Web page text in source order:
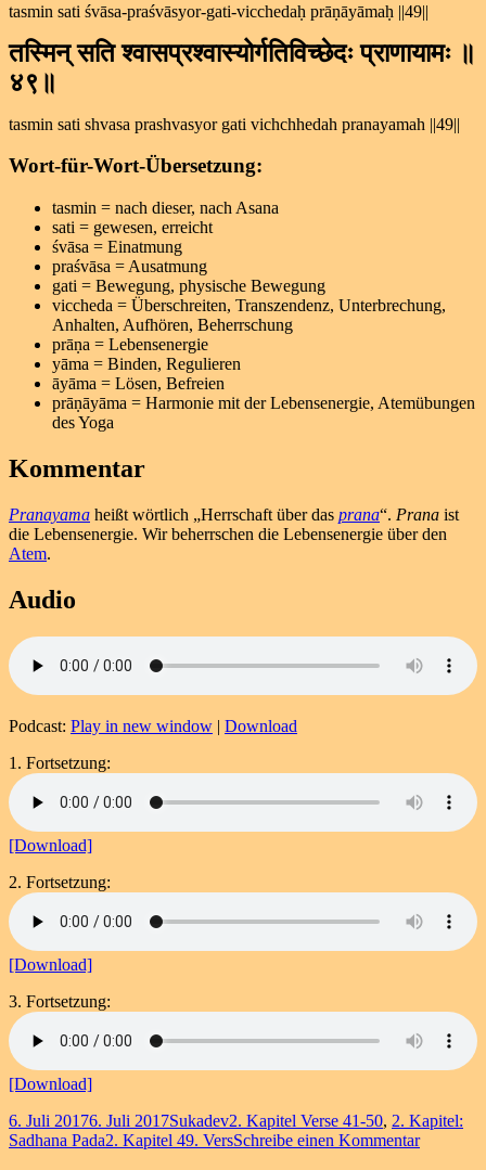
tasmin sati śvāsa-praśvāsyor-gati-vicchedaḥ prāṇāyāmaḥ ||49||
तस्मिन् सति श्वासप्रश्वास्योर्गतिविच्छेदः प्राणायामः ॥
४९॥
tasmin sati shvasa prashvasyor gati vichchhedah pranayamah ||49||
Wort-für-Wort-Übersetzung:
tasmin = nach dieser, nach Asana
sati = gewesen, erreicht
śvāsa = Einatmung
praśvāsa = Ausatmung
gati = Bewegung, physische Bewegung
viccheda = Überschreiten, Transzendenz, Unterbrechung,
Anhalten, Aufhören, Beherrschung
prāṇa = Lebensenergie
yāma = Binden, Regulieren
āyāma = Lösen, Befreien
prāṇāyāma = Harmonie mit der Lebensenergie, Atemübungen
des Yoga
Kommentar
Pranayama heißt wörtlich „Herrschaft über das prana“. Prana ist
die Lebensenergie. Wir beherrschen die Lebensenergie über den
Atem.
Audio
Podcast: Play in new window | Download
1. Fortsetzung:
[Download]
2. Fortsetzung:
[Download]
3. Fortsetzung:
[Download]
Veröffentlicht
am
6. Juli 20176. Juli 2017Autor
SukadevKategorien
2. Kapitel Verse 41-50, 2. Kapitel:
Sadhana PadaSchlagwörter
2. Kapitel 49. VersSchreibe einen Kommentarzu